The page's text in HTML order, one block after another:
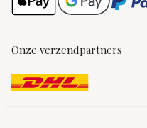
Onze verzendpartners